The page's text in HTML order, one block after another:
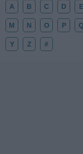
A B C D E
M N O P Q
Y Z #